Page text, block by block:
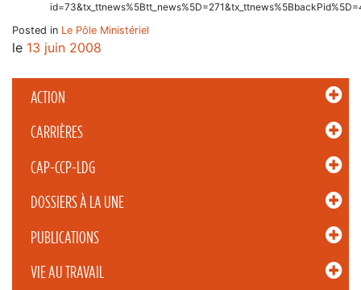
ACTION
CARRIÈRES
CAP-CCP-LDG
DOSSIERS À LA UNE
PUBLICATIONS
VIE AU TRAVAIL
Posted in Le Pôle Ministériel
le 13 juin 2008